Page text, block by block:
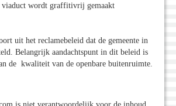
viaduct wordt graffitivrij gemaakt
uit het reclamebeleid dat de gemeente in
Belangrijk aandachtspunt in dit beleid is
de kwaliteit van de openbare buitenruimte.